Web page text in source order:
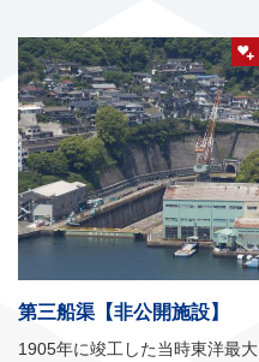
第三船渠【非公開施設】
1905年に竣工した当時東洋最大